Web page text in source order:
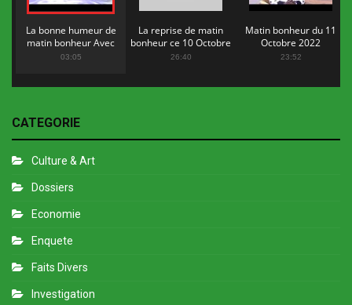
La bonne humeur de
matin bonheur Avec
Flopy Mendosa
03:05
La reprise de matin
bonheur ce 10 Octobre
2022
26:40
Matin bonheur du 11
Octobre 2022
23:52
CATEGORIE
Culture & Art
Dossiers
Economie
Enquete
Faits Divers
Investigation